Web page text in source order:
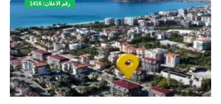
رقم الاعلان: 1416